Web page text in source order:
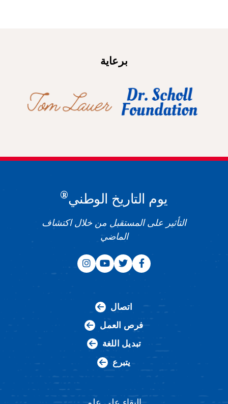
برعاية
يوم التاريخ الوطني®
التأثير على المستقبل من خلال اكتشاف
الماضي
اتصال
فرص العمل
تبديل اللغة
يتبرع